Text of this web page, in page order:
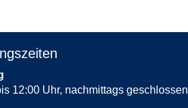
12:00 Uhr, nachmittags geschlossen